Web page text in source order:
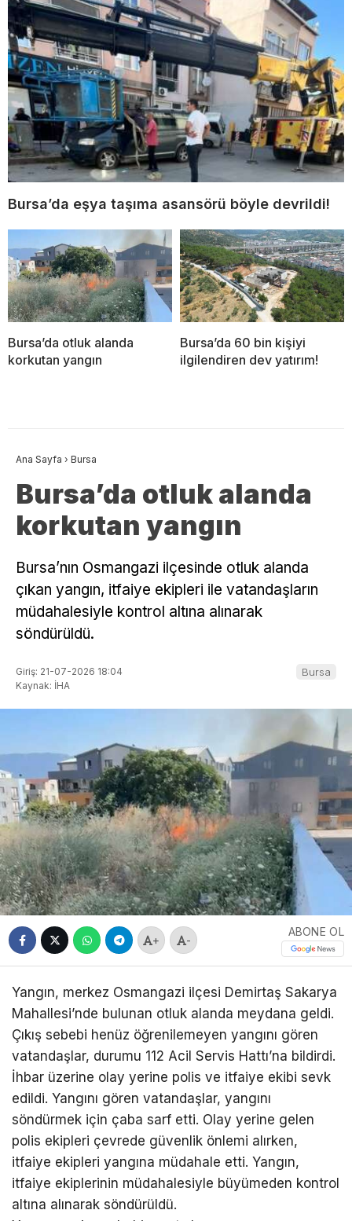
Bursa’da eşya taşıma asansörü böyle devrildi!
Bursa’da otluk alanda
korkutan yangın
Bursa’da 60 bin kişiyi
ilgilendiren dev yatırım!
Ana Sayfa › Bursa
Bursa’da otluk alanda
korkutan yangın
Bursa’nın Osmangazi ilçesinde otluk alanda
çıkan yangın, itfaiye ekipleri ile vatandaşların
müdahalesiyle kontrol altına alınarak
söndürüldü.
Giriş: 21-07-2026 18:04
Kaynak: İHA
Bursa
+ -
ABONE OL
Yangın, merkez Osmangazi ilçesi Demirtaş Sakarya
Mahallesi’nde bulunan otluk alanda meydana geldi.
Çıkış sebebi henüz öğrenilemeyen yangını gören
vatandaşlar, durumu 112 Acil Servis Hattı’na bildirdi.
İhbar üzerine olay yerine polis ve itfaiye ekibi sevk
edildi. Yangını gören vatandaşlar, yangını
söndürmek için çaba sarf etti. Olay yerine gelen
polis ekipleri çevrede güvenlik önlemi alırken,
itfaiye ekipleri yangına müdahale etti. Yangın,
itfaiye ekiplerinin müdahalesiyle büyümeden kontrol
altına alınarak söndürüldü.